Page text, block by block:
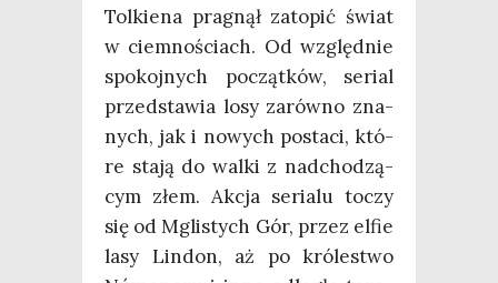
Tol­kie­na pra­gnął zato­pić świat
w ciem­no­ściach. Od względ­nie
spo­koj­nych począt­ków, serial
przed­sta­wia losy zarów­no zna­
nych, jak i nowych posta­ci, któ­
re sta­ją do wal­ki z nad­cho­dzą­
cym złem. Akcja seria­lu toczy
się od Mgli­stych Gór, przez elfie
lasy Lin­don, aż po kró­le­stwo